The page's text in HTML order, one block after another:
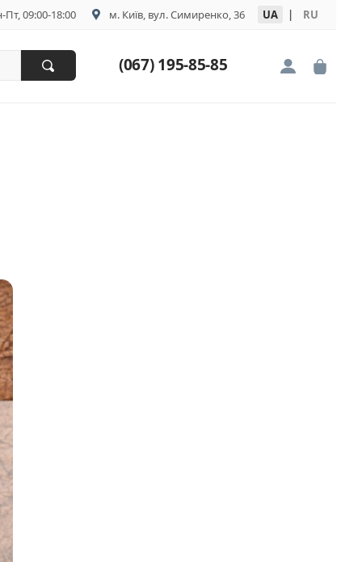
Пт, 09:00-18:00 м. Київ, вул. Симиренко, 36 UA | RU
(067) 195-85-85